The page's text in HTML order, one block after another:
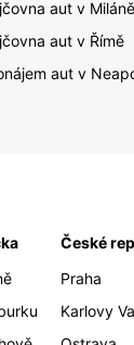
aut v Miláně
aut v Římě
aut v
České
Praha
Karlovy